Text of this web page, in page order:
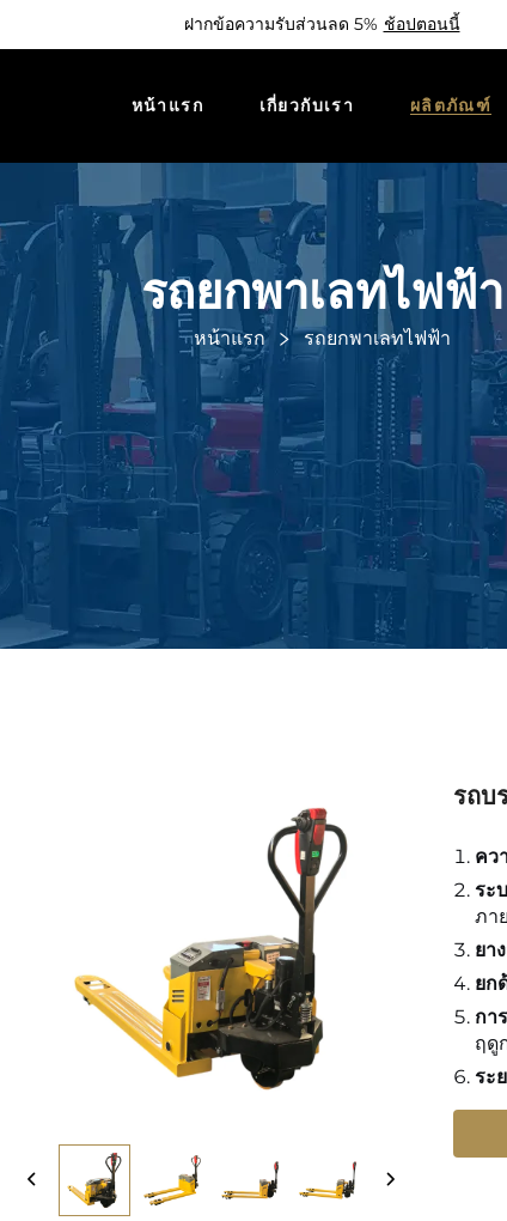
ฝากข้อความรับส่วนลด 5% ช้อปตอนนี้
หน้าแรก เกี่ยวกับเรา ผลิตภัณฑ์
รถยกพาเลทไฟฟ้า
หน้าแรก รถยกพาเลทไฟฟ้า
รถบ
คว
ระ
ภา
ยา
ยก
กา
ฤดู
ระ